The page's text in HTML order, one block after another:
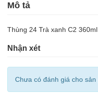
Mô tả
Thùng 24 Trà xanh C2 360ml
Nhận xét
Chưa có đánh giá cho sản